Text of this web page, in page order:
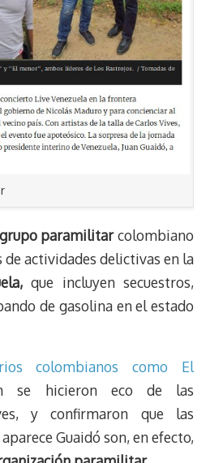
grupo paramilitarcolombiano
de actividades delictivas en la
que incluyen secuestros,
de gasolina en el estado
colombianos como El
se hicieron eco de las
y confirmaron que las
Guaidó son, en efecto,